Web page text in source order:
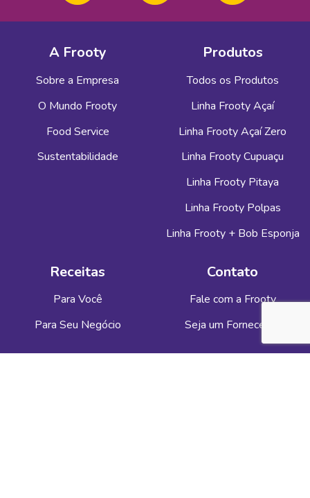
A Frooty
Sobre a Empresa
O Mundo Frooty
Food Service
Sustentabilidade
Produtos
Todos os Produtos
Linha Frooty Açaí
Linha Frooty Açaí Zero
Linha Frooty Cupuaçu
Linha Frooty Pitaya
Linha Frooty Polpas
Linha Frooty + Bob Esponja
Receitas
Para Você
Para Seu Negócio
Contato
Fale com a Frooty
Seja um Fornecedor